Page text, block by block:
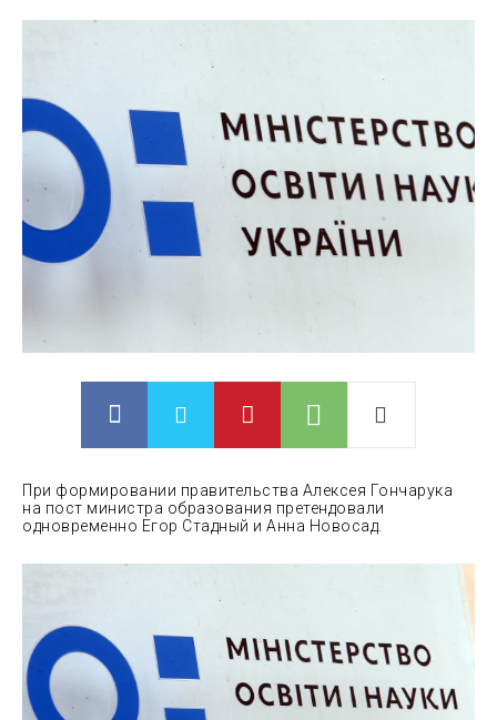
При формировании правительства Алексея Гончарука
на пост министра образования претендовали
одновременно Егор Стадный и Анна Новосад.